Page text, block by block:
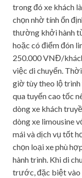
trong đó xe khách
chọn nhờ tính ổn
thường khởi hành
hoặc có điểm đón
250.000 VNĐ/
việc di chuyển.
giờ tùy theo lộ trình
qua tuyến cao tốc
dòng xe khách
dòng xe limousine
mái và dịch vụ tốt
chọn loại xe phù
hành trình. Khi di
trước, đặc biệt vào